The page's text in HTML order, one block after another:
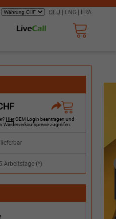
DEU ENG FRA
HierOEM Login beantragen und
Wiederverkaufspreise zugreifen.
Arbeitstage (*)